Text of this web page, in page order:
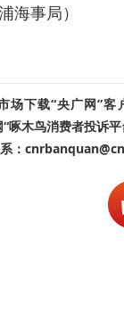
海事局）
场下载“央广网”
啄木鸟消费者投诉
：